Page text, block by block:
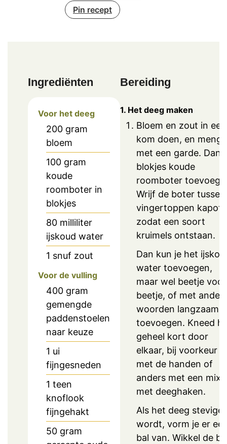
Pin recept
Ingrediënten
Voor het deeg
200 gram
bloem
100 gram
koude
roomboter in
blokjes
80 milliliter
ijskoud water
1 snuf zout
Voor de vulling
400 gram
gemengde
paddenstoelen
naar keuze
1 ui
fijngesneden
1 teen
knoflook
fijngehakt
50 gram
Bereiding
1. Het deeg maken
Bloem en zout in een
kom doen, en
met een garde. Dan
blokjes koude
roomboter
Wrijf de boter tussen
vingertoppen kapot,
zodat een soort
kruimels ontstaan.
Dan kun je het
water toevoegen,
maar wel beetje voor
beetje, of met
woorden langzaam
toevoegen. Kneed
geheel kort door
elkaar, bij voorkeur
met de handen of
anders met een
met deeghaken.
Als het deeg steviger
wordt, vorm je er
bal van. Wikkel de